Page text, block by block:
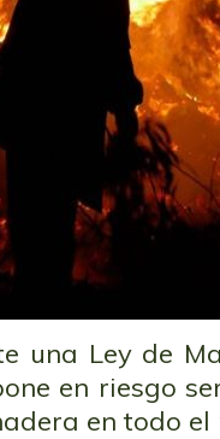
una Ley de
en riesgo
en todo el